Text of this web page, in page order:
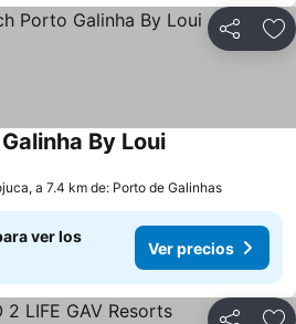
Compartir
By Loui
a 7.4 km de: Porto de Galinhas
ver los
Ver precios